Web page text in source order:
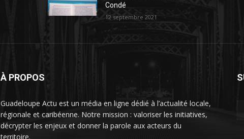
Condé
12 septembre 2021
À PROPOS
Guadeloupe Actu est un média en ligne dédié à l’actualité locale,
régionale et caribéenne. Notre mission : valoriser les initiatives,
décrypter les enjeux et donner la parole aux acteurs du
territoire.